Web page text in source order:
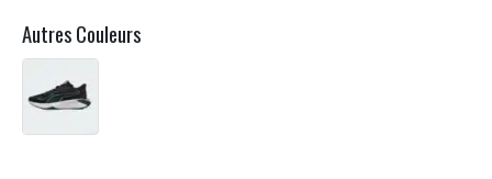
Autres Couleurs